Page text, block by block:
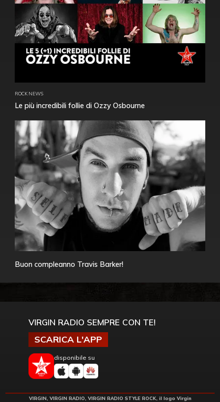
ROCK NEWS
Le più incredibili follie di Ozzy Osbourne
Buon compleanno Travis Barker!
VIRGIN RADIO SEMPRE CON TE!
SCARICA L'APP
disponibile su
VIRGIN, VIRGIN RADIO, VIRGIN RADIO STYLE ROCK, il logo Virgin